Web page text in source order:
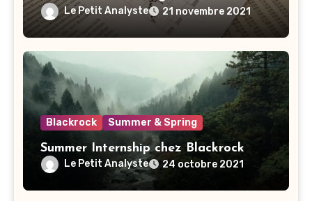
Le Petit Analyste 21 novembre 2021
Blackrock Summer & Spring
Summer Internship chez Blackrock
Le Petit Analyste 24 octobre 2021